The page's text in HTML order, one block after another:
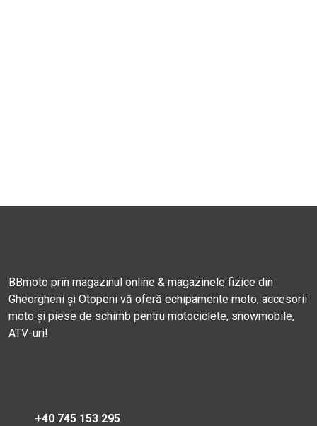
BBmoto prin magazinul online & magazinele fizice din
Gheorgheni și Otopeni vă oferă echipamente moto, accesorii
moto și piese de schimb pentru motociclete, snowmobile,
ATV-uri!
+40 745 153 295